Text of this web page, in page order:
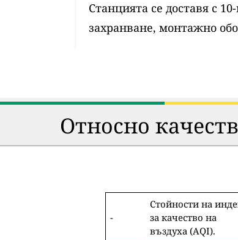
Станцията се доставя с
захранване, монтажно
Относно
-
Стойности на
за качество на
въздуха (AQI).